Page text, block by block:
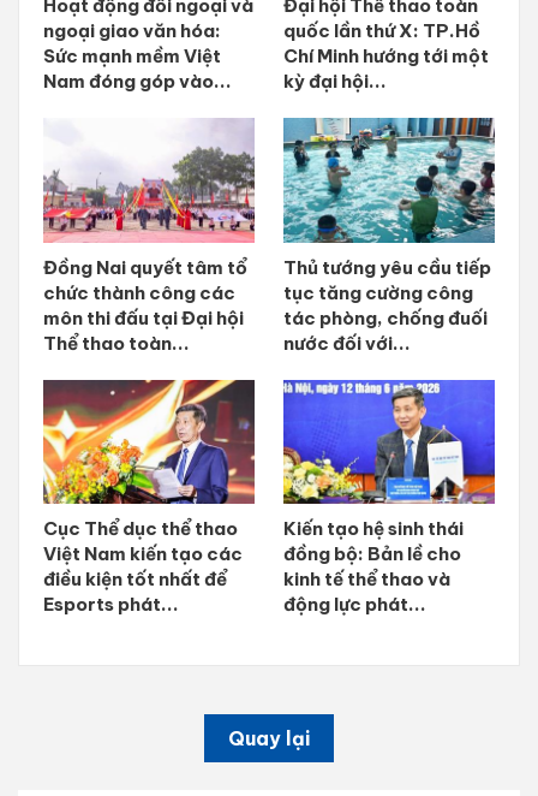
Hoạt động đối ngoại và
ngoại giao văn hóa:
Sức mạnh mềm Việt
Nam đóng góp vào...
Đại hội Thể thao toàn
quốc lần thứ X: TP.Hồ
Chí Minh hướng tới một
kỳ đại hội...
Đồng Nai quyết tâm tổ
chức thành công các
môn thi đấu tại Đại hội
Thể thao toàn...
Thủ tướng yêu cầu tiếp
tục tăng cường công
tác phòng, chống đuối
nước đối với...
Cục Thể dục thể thao
Việt Nam kiến tạo các
điều kiện tốt nhất để
Esports phát...
Kiến tạo hệ sinh thái
đồng bộ: Bản lề cho
kinh tế thể thao và
động lực phát...
Quay lại